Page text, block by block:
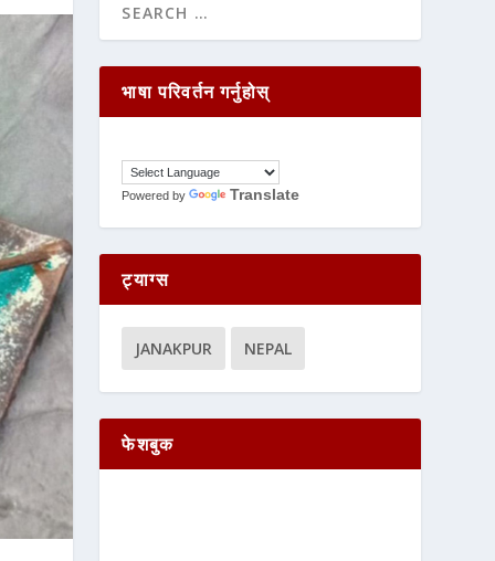
भाषा परिवर्तन गर्नुहोस्
Powered by Translate
ट्याग्स
JANAKPUR NEPAL
फेशबुक